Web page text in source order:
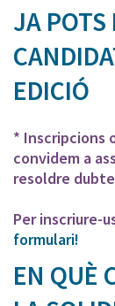
JA POTS
EDICIÓ
* Inscripcions
convidem a
resoldre
Per inscriure-
formulari!
EN QUÈ